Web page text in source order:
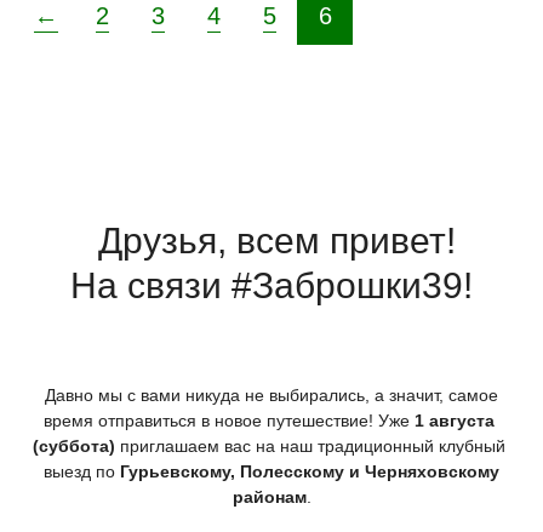
← 2 3 4 5 6
Друзья, всем привет!
На связи #Заброшки39!
Давно мы с вами никуда не выбирались, а значит, самое
время отправиться в новое путешествие! Уже 1 августа
(суббота) приглашаем вас на наш традиционный клубный
выезд по Гурьевскому, Полесскому и Черняховскому
районам.